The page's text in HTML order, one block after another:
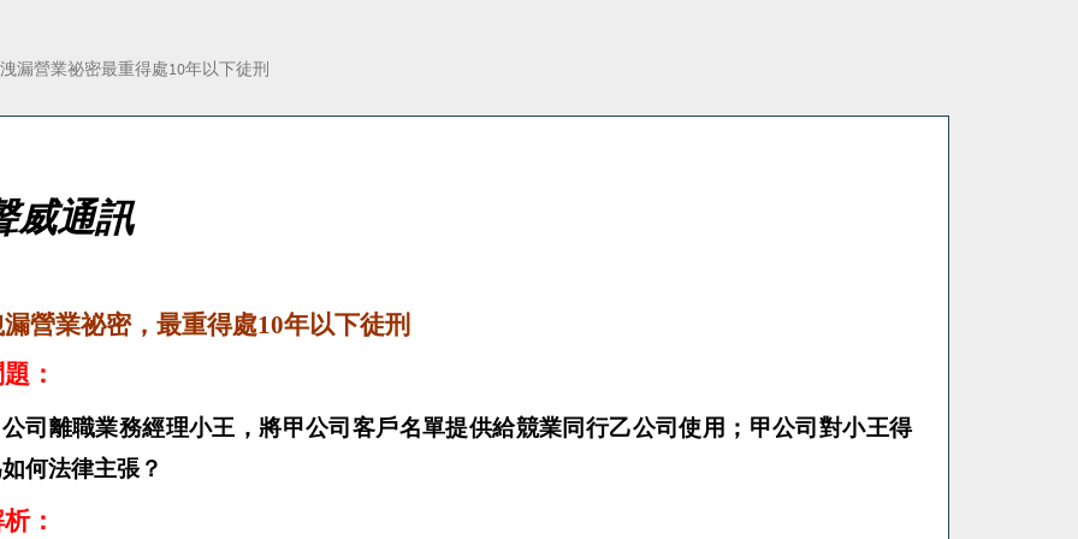
洩漏營業祕密最重得處10年以下徒刑
威通訊
營業祕密，最重得處10年以下徒刑
：
司離職業務經理小王，將甲公司客戶名單提供給競業同行乙公司使用；甲公司對小王得
何法律主張？
：